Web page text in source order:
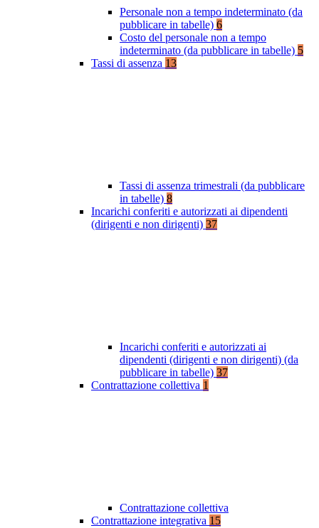
Personale non a tempo indeterminato (da
pubblicare in tabelle) 6
Costo del personale non a tempo
indeterminato (da pubblicare in tabelle) 5
Tassi di assenza 13
Tassi di assenza trimestrali (da pubblicare
in tabelle) 8
Incarichi conferiti e autorizzati ai dipendenti
(dirigenti e non dirigenti) 37
Incarichi conferiti e autorizzati ai
dipendenti (dirigenti e non dirigenti) (da
pubblicare in tabelle) 37
Contrattazione collettiva 1
Contrattazione collettiva
Contrattazione integrativa 15